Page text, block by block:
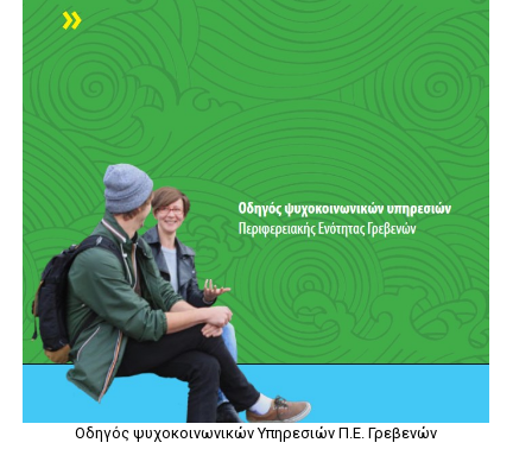
Οδηγός ψυχοκοινωνικών Υπηρεσιών Π.Ε. Γρεβενών